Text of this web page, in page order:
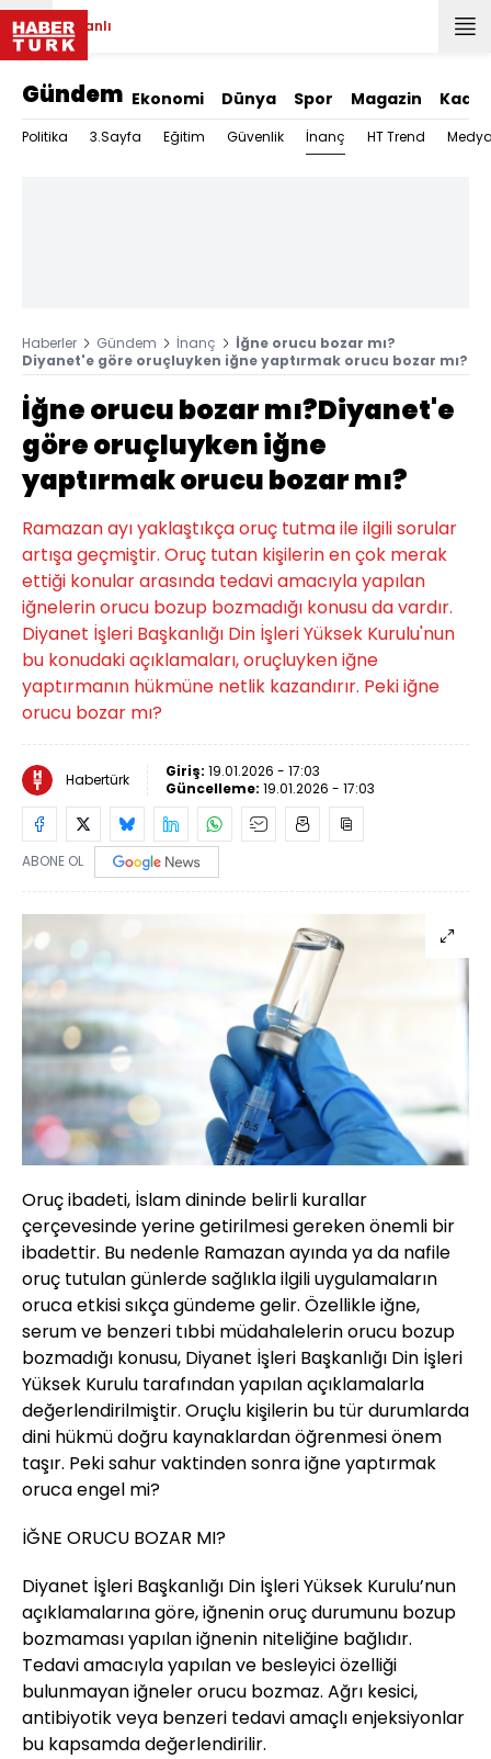
Canlı
Gündem Ekonomi Dünya Spor Magazin Kadın
Politika 3.Sayfa Eğitim Güvenlik İnanç HT Trend
Haberler Gündem İnanç
İğne orucu bozar mı?
Diyanet'e göre oruçluyken iğne yaptırmak orucu bozar mı?
İğne orucu bozar mı?Diyanet'e
göre oruçluyken iğne
yaptırmak orucu bozar mı?
Ramazan ayı yaklaştıkça oruç tutma ile ilgili sorular
artışa geçmiştir. Oruç tutan kişilerin en çok merak
ettiği konular arasında tedavi amacıyla yapılan
iğnelerin orucu bozup bozmadığı konusu da vardır.
Diyanet İşleri Başkanlığı Din İşleri Yüksek Kurulu'nun
bu konudaki açıklamaları, oruçluyken iğne
yaptırmanın hükmüne netlik kazandırır. Peki iğne
orucu bozar mı?
Habertürk Giriş: 19.01.2026 - 17:03
Güncelleme: 19.01.2026 - 17:03
ABONE OL
Oruç ibadeti, İslam dininde belirli kurallar
çerçevesinde yerine getirilmesi gereken önemli bir
ibadettir. Bu nedenle Ramazan ayında ya da nafile
oruç tutulan günlerde sağlıkla ilgili uygulamaların
oruca etkisi sıkça gündeme gelir. Özellikle iğne,
serum ve benzeri tıbbi müdahalelerin orucu bozup
bozmadığı konusu, Diyanet İşleri Başkanlığı Din İşleri
Yüksek Kurulu tarafından yapılan açıklamalarla
değerlendirilmiştir. Oruçlu kişilerin bu tür durumlarda
dini hükmü doğru kaynaklardan öğrenmesi önem
taşır. Peki sahur vaktinden sonra iğne yaptırmak
oruca engel mi?
İĞNE ORUCU BOZAR MI?
Diyanet İşleri Başkanlığı Din İşleri Yüksek Kurulu’nun
açıklamalarına göre, iğnenin oruç durumunu bozup
bozmaması yapılan iğnenin niteliğine bağlıdır.
Tedavi amacıyla yapılan ve besleyici özelliği
bulunmayan iğneler orucu bozmaz. Ağrı kesici,
antibiyotik veya benzeri tedavi amaçlı enjeksiyonlar
bu kapsamda değerlendirilir.